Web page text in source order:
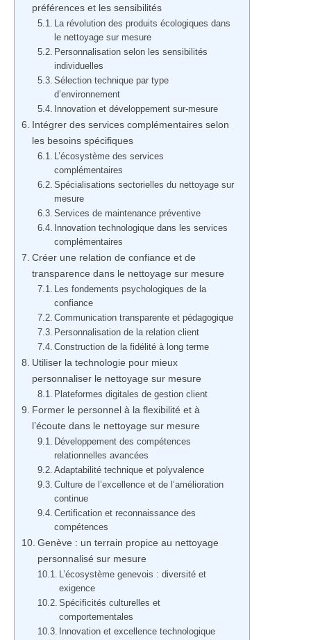
préférences et les sensibilités
La révolution des produits écologiques dans
le nettoyage sur mesure
Personnalisation selon les sensibilités
individuelles
Sélection technique par type
d’environnement
Innovation et développement sur-mesure
Intégrer des services complémentaires selon
les besoins spécifiques
L’écosystème des services
complémentaires
Spécialisations sectorielles du nettoyage sur
mesure
Services de maintenance préventive
Innovation technologique dans les services
complémentaires
Créer une relation de confiance et de
transparence dans le nettoyage sur mesure
Les fondements psychologiques de la
confiance
Communication transparente et pédagogique
Personnalisation de la relation client
Construction de la fidélité à long terme
Utiliser la technologie pour mieux
personnaliser le nettoyage sur mesure
Plateformes digitales de gestion client
Former le personnel à la flexibilité et à
l’écoute dans le nettoyage sur mesure
Développement des compétences
relationnelles avancées
Adaptabilité technique et polyvalence
Culture de l’excellence et de l’amélioration
continue
Certification et reconnaissance des
compétences
Genève : un terrain propice au nettoyage
personnalisé sur mesure
L’écosystème genevois : diversité et
exigence
Spécificités culturelles et
comportementales
Innovation et excellence technologique